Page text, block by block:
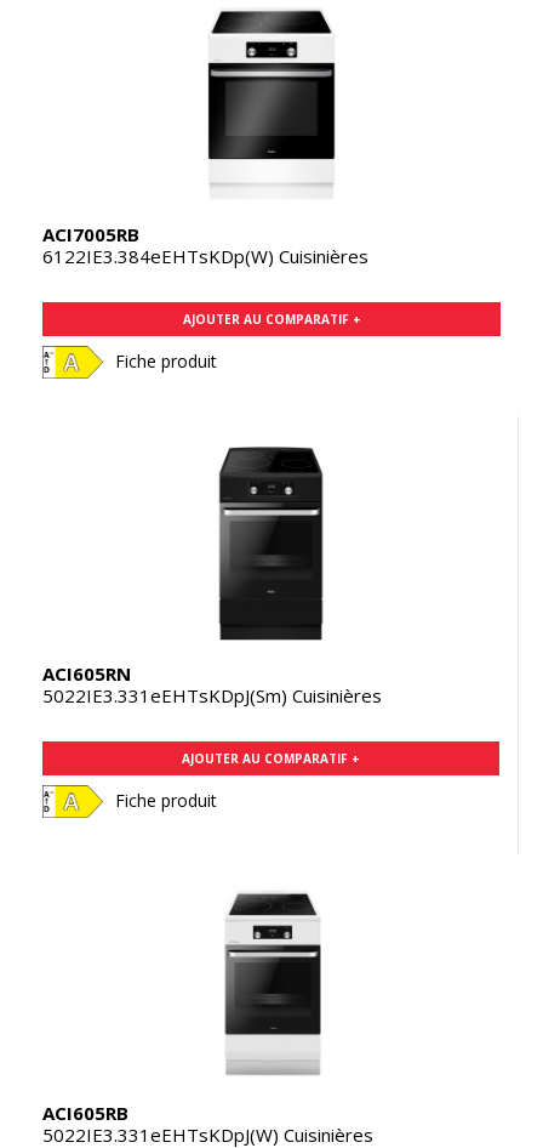
ACI7005RB
6122IE3.384eEHTsKDp(W) Cuisinières
AJOUTER AU COMPARATIF +
Fiche produit
ACI605RN
5022IE3.331eEHTsKDpJ(Sm) Cuisinières
AJOUTER AU COMPARATIF +
Fiche produit
ACI605RB
5022IE3.331eEHTsKDpJ(W) Cuisinières